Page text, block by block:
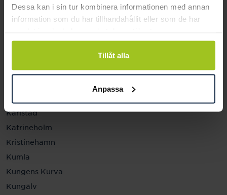
Dessa kan i sin tur kombinera informationen med annan
information som du har tillhandahållit eller som de har
Tillåt alla
Anpassa
Halmstad Hallarna
Haninge
Helsingborg
Jönköping
Karlstad
Katrineholm
Kristinehamn
Kumla
Kungens Kurva
Kungälv